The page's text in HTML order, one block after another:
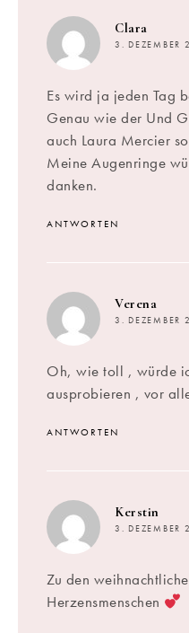
Clara
3. DEZEMBER
Es wird ja jeden Tag
Genau wie der Und
auch Laura Mercier
Meine Augenringe
danken.
ANTWORTEN
Verena
3. DEZEMBER
Oh, wie toll , würde
ausprobieren , vor
ANTWORTEN
Kerstin
3. DEZEMBER
Zu den
Herzensmenschen